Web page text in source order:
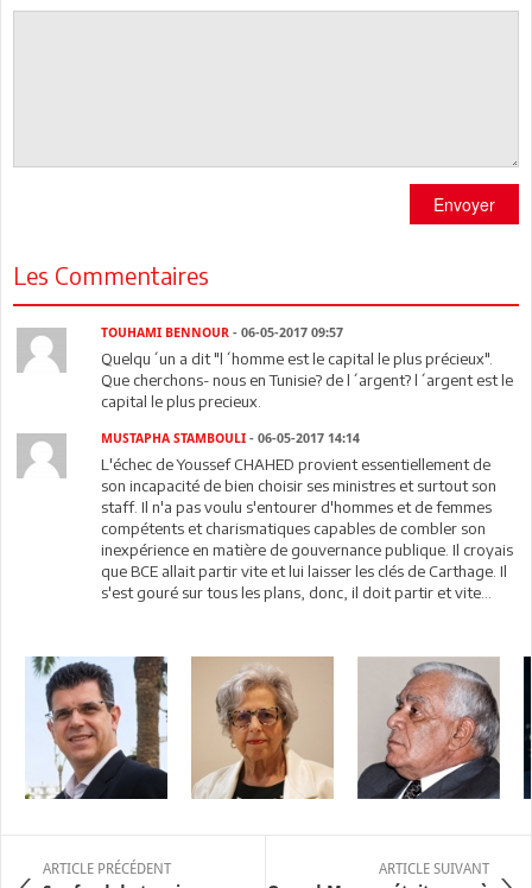
Envoyer
Les Commentaires
TOUHAMI BENNOUR - 06-05-2017 09:57
Quelqu´un a dit "l´homme est le capital le plus précieux".
Que cherchons- nous en Tunisie? de l´argent? l´argent est le
capital le plus precieux.
MUSTAPHA STAMBOULI - 06-05-2017 14:14
L'échec de Youssef CHAHED provient essentiellement de
son incapacité de bien choisir ses ministres et surtout son
staff. Il n'a pas voulu s'entourer d'hommes et de femmes
compétents et charismatiques capables de combler son
inexpérience en matière de gouvernance publique. Il croyais
que BCE allait partir vite et lui laisser les clés de Carthage. Il
s'est gouré sur tous les plans, donc, il doit partir et vite...
ARTICLE PRÉCÉDENT ARTICLE SUIVANT